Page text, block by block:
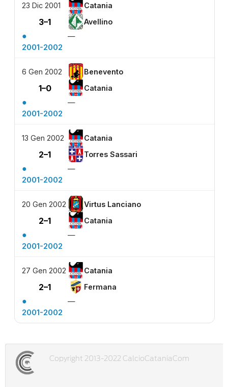
23 Dic 2001 Catania
3–1 Avellino
●
—
2001-2002
6 Gen 2002 Benevento
1–0 Catania
●
—
2001-2002
13 Gen 2002 Catania
2–1 Torres Sassari
●
—
2001-2002
20 Gen 2002 Virtus Lanciano
2–1 Catania
●
—
2001-2002
27 Gen 2002 Catania
2–1 Fermana
●
—
2001-2002
Copyright 2013-2022 CalcioCataniaCom